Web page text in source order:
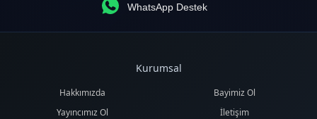
WhatsApp Destek
Kurumsal
Hakkımızda
Bayimiz Ol
Yayıncımız Ol
İletişim